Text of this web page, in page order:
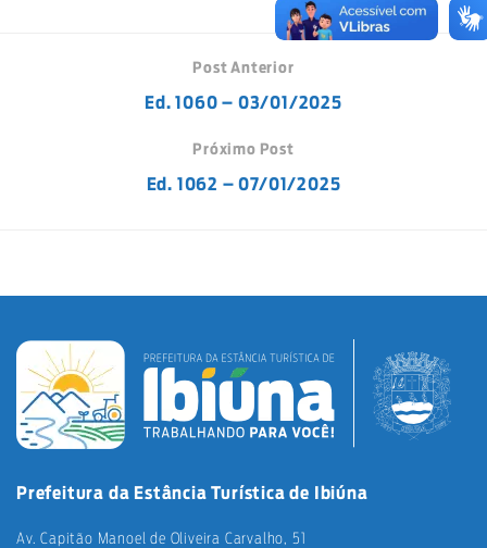
Post Anterior
Ed. 1060 – 03/01/2025
Próximo Post
Ed. 1062 – 07/01/2025
Prefeitura da Estância Turística de Ibiúna
Av. Capitão Manoel de Oliveira Carvalho, 51